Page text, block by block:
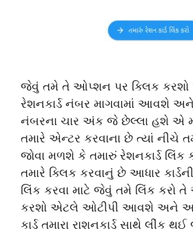
જેવું તમે તે ઓપ્શન પર ક્લિક કરશો
રેશનકાર્ડ નંબર માગવામાં આવશે અને
નંબરના ચાર અંક જે છેલ્લા હશે એ
તમારે એન્ટર કરવાના છે ત્યાં
જોવા મળશે કે તમારું રેશનકાર્ડ
તમારે ક્લિક કરવાનું છે આધાર
લિંક કરવા માટે જેવું તમે લિંક કરો
કરશો એટલે ઓટીપી આવશે અને
કાર્ડ તમારા રાશનકાર્ડ સાથે લીંક